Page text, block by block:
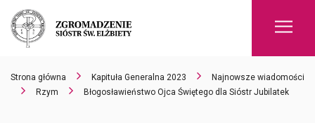
Strona główna Kapituła Generalna 2023
Najnowsze wiadomości
Rzym
Błogosławieństwo Ojca Świętego dla Sióstr Jubilatek